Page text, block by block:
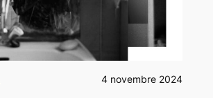
4 novembre 2024